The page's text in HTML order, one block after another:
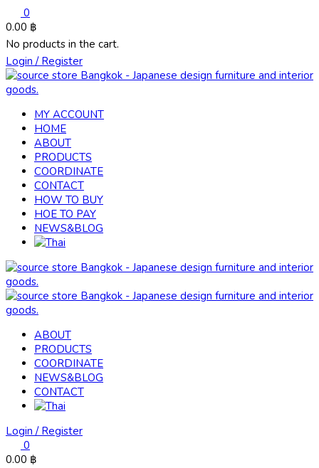
0
0.00 ฿
No products in the cart.
Login / Register
MY ACCOUNT
HOME
ABOUT
PRODUCTS
COORDINATE
CONTACT
HOW TO BUY
HOE TO PAY
NEWS&BLOG
ABOUT
PRODUCTS
COORDINATE
NEWS&BLOG
CONTACT
Login / Register
0
0.00 ฿